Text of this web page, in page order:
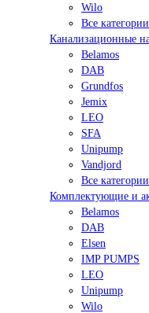
Wilo
Все
Канализационные
Belamos
DAB
Grundfos
Jemix
LEO
SFA
Unipump
Vandjord
Все
Комплектующие и
Belamos
DAB
Elsen
IMP PUMPS
LEO
Unipump
Wilo